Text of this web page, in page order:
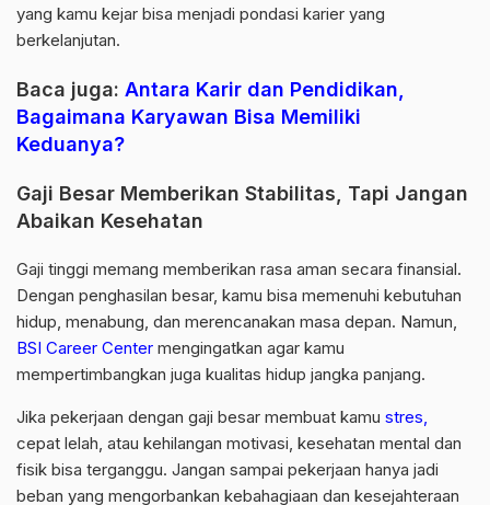
yang kamu kejar bisa menjadi pondasi karier yang
berkelanjutan.
Baca juga: Antara Karir dan Pendidikan,
Bagaimana Karyawan Bisa Memiliki
Keduanya?
Gaji Besar Memberikan Stabilitas, Tapi Jangan
Abaikan Kesehatan
Gaji tinggi memang memberikan rasa aman secara finansial.
Dengan penghasilan besar, kamu bisa memenuhi kebutuhan
hidup, menabung, dan merencanakan masa depan. Namun,
BSI Career Center mengingatkan agar kamu
mempertimbangkan juga kualitas hidup jangka panjang.
Jika pekerjaan dengan gaji besar membuat kamu stres,
cepat lelah, atau kehilangan motivasi, kesehatan mental dan
fisik bisa terganggu. Jangan sampai pekerjaan hanya jadi
beban yang mengorbankan kebahagiaan dan kesejahteraan